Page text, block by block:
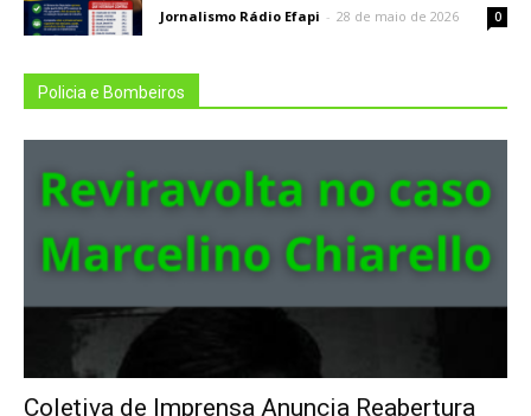
Jornalismo Rádio Efapi - 28 de maio de 2026 0
Policia e Bombeiros
Coletiva de Imprensa Anuncia Reabertura